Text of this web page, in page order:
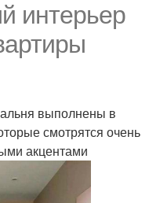
интерьер
выполнены в
смотрятся очень
акцентами